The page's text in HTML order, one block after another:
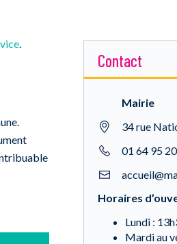
.
Contact
Mairie
34 rue
01 64 95
Horaires
Lundi :
Mardi au